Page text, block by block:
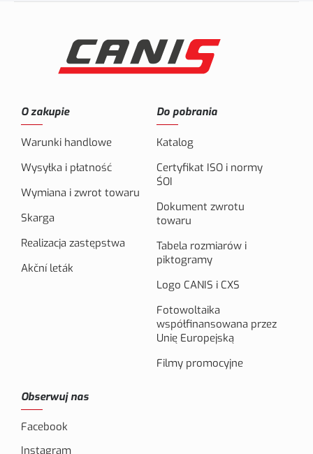
O zakupie
Warunki handlowe
Wysyłka i płatność
Wymiana i zwrot towaru
Skarga
Realizacja zastępstwa
Akční leták
Do pobrania
Katalog
Certyfikat ISO i normy
ŚOI
Dokument zwrotu
towaru
Tabela rozmiarów i
piktogramy
Logo CANIS i CXS
Fotowoltaika
współfinansowana przez
Unię Europejską
Filmy promocyjne
Obserwuj nas
Facebook
Instagram